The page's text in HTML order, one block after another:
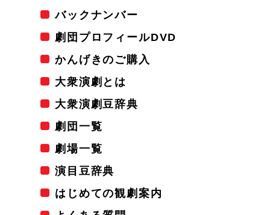
バックナンバー
劇団プロフィールDVD
かんげきのご購入
大衆演劇とは
大衆演劇豆辞典
劇団一覧
劇場一覧
演目豆辞典
はじめての観劇案内